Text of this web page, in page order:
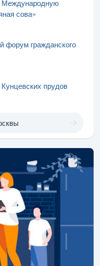
Международную
сова»
гражданского
прудов